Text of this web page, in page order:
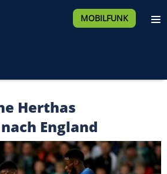
MOBILFUNK
Herthas
England